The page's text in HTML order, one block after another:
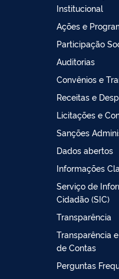
Institucional
Ações e
Participação
Auditorias
Convênios e
Receitas e
Licitações e
Sanções
Dados abertos
Informações
Serviço de
Cidadão (SIC)
Transparência
Transparência
de Contas
Perguntas